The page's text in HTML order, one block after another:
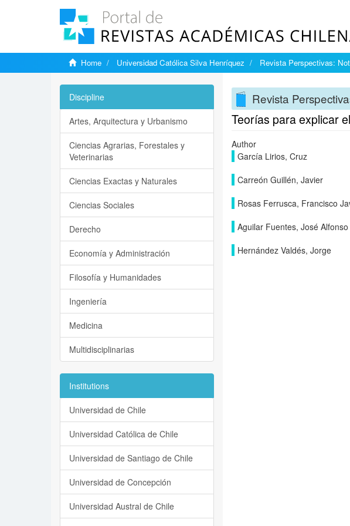
Home Universidad Católica Silva Henríquez Revista Perspectivas:
Revista
Teorías para explicar
Author
García Lirios, Cruz
Carreón Guillén, Javier
Rosas Ferrusca, Francisco
Aguilar Fuentes, José Alfonso
Hernández Valdés, Jorge
Discipline
Artes, Arquitectura y Urbanismo
Ciencias Agrarias, Forestales y
Veterinarias
Ciencias Exactas y Naturales
Ciencias Sociales
Derecho
Economía y Administración
Filosofía y Humanidades
Ingeniería
Medicina
Multidisciplinarias
Institutions
Universidad de Chile
Universidad Católica de Chile
Universidad de Santiago de Chile
Universidad de Concepción
Universidad Austral de Chile